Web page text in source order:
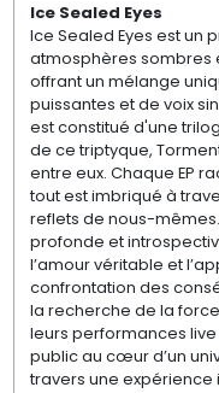
Ice Sealed Eyes
Ice Sealed Eyes est un
atmosphères sombres
offrant un mélange
puissantes et de voix
est constitué d'une
de ce triptyque,
entre eux. Chaque EP
tout est imbriqué à
reflets de nous-
profonde et
l’amour véritable et
confrontation des
la recherche de la
leurs performances
public au cœur d’un
travers une expérience